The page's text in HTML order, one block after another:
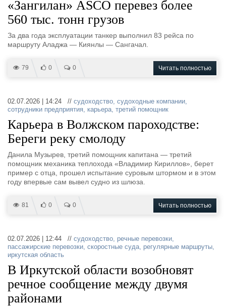
«Зангилан» ASCO перевез более
560 тыс. тонн грузов
За два года эксплуатации танкер выполнил 83 рейса по
маршруту Аладжа — Киянлы — Сангачал.
79 0 0 Читать полностью
02.07.2026 | 14:24 // судоходство, судоходные компании,
сотрудники предприятия, карьера, третий помощник
Карьера в Волжском пароходстве:
Береги реку смолоду
Данила Музырев, третий помощник капитана — третий
помощник механика теплохода «Владимир Кириллов», берет
пример с отца, прошел испытание суровым штормом и в этом
году впервые сам вывел судно из шлюза.
81 0 0 Читать полностью
02.07.2026 | 12:44 // судоходство, речные перевозки,
пассажирские перевозки, скоростные суда, регулярные маршруты,
иркутская область
В Иркутской области возобновят
речное сообщение между двумя
районами